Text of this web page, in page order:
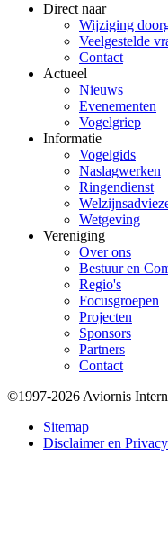
Direct naar
Wijziging
Veelgestelde
Contact
Actueel
Nieuws
Evenementen
Vogelgriep
Informatie
Vogelgids
Naslagwerken
Ringendienst
Wetgeving
Vereniging
Over ons
Bestuur en
Regio's
Focusgroepen
Projecten
Sponsors
Partners
Contact
Bottom
©1997-2026 Aviornis
Sitemap
Disclaimer en